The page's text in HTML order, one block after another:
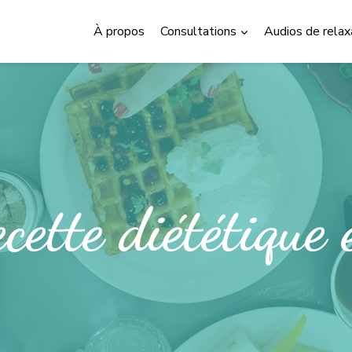
À propos Consultations Audios de
diététique